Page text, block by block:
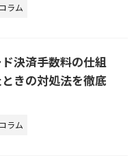
ラム
決済手数料の仕組
きの対処法を徹底
ラム